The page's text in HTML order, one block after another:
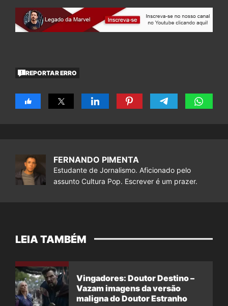
REPORTAR ERRO
FERNANDO PIMENTA
Estudante de Jornalismo. Aficionado pelo
assunto Cultura Pop. Escrever é um prazer.
LEIA TAMBÉM
Vingadores: Doutor Destino –
Vazam imagens da versão
maligna do Doutor Estranho